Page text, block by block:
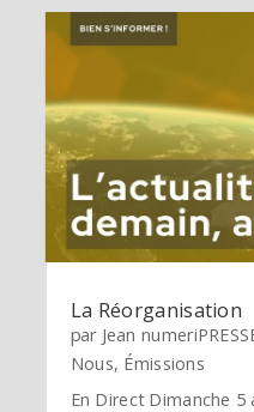
La Réorganisation
par Jean
Nous, Émissions
En Direct Dimanche 5